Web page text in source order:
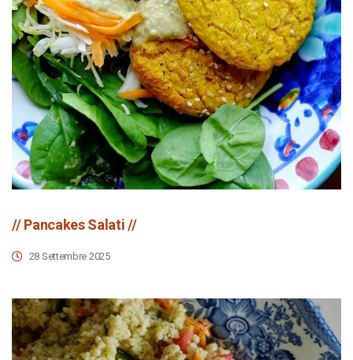
// Pancakes Salati //
28 Settembre 2025